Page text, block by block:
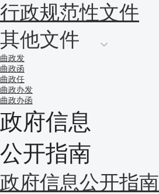
行政规范性文件
其他文件
曲政发
曲政函
曲政任
曲政办发
曲政办函
政府信息
公开指南
政府信息公开指南